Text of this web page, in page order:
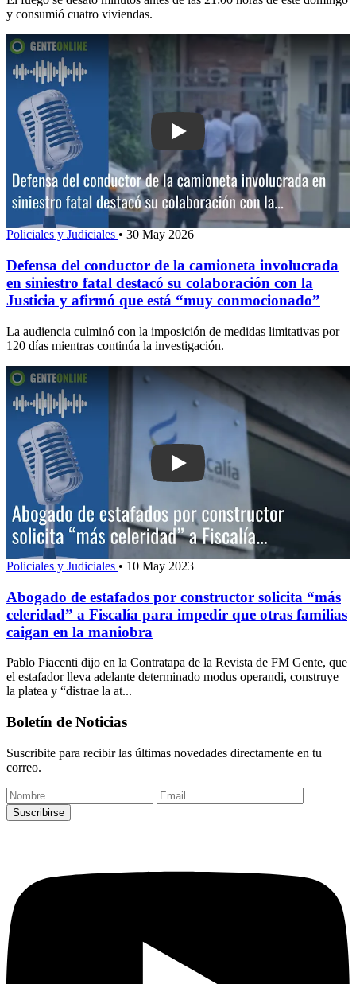
y consumió cuatro viviendas.
Play: Defensa del conductor de la
Policiales y Judiciales • 30 May 2026
Defensa del conductor de la camioneta involucrada
en siniestro fatal destacó su colaboración con la
Justicia y afirmó que está “muy conmocionado”
La audiencia culminó con la imposición de medidas limitativas por
120 días mientras continúa la investigación.
Play: Abogado de estafados por
Policiales y Judiciales • 10 May 2023
Abogado de estafados por constructor solicita “más
celeridad” a Fiscalía para impedir que otras familias
caigan en la maniobra
Pablo Piacenti dijo en la Contratapa de la Revista de FM Gente, que
el estafador lleva adelante determinado modus operandi, construye
la platea y “distrae la at...
Boletín de Noticias
Suscribite para recibir las últimas novedades directamente en tu
correo.
Suscribirse